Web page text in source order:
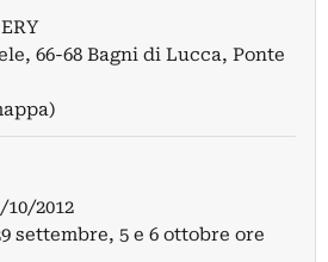
66-68 Bagni di Lucca, Ponte
10/2012
settembre, 5 e 6 ottobre ore